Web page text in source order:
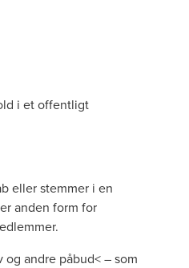
i et offentligt
eller stemmer i en
anden form for
andre påbud< – som